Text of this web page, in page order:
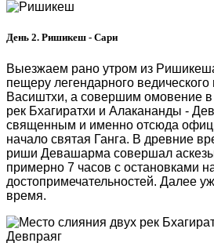
День 2. Ришикеш - Сари
Выезжаем рано утром из
пещеру легендарного
Васиштхи, а совершим омовение в
рек Бхагиратхи и Алакананды -
священным и именно отсюда
начало святая Ганга. В древние
риши Девашарма совершал
примерно 7 часов с остановками
достопримечательностей. Далее
время.